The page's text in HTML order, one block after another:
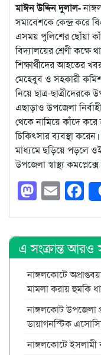
মাঈন উদ্দিন দুলাল-
সমাবেশকে কেন্দ্র করে
এসময় পুলিশের ছোঁয়া
বিদ্যালয়ের শ্রেণী কক্ষে
শিক্ষার্থীদের আহতের
মেহেবুব ও সহকারী
নিয়ে ছাত্র-ছাত্রীদেরকে
এছাড়াও উপজেলা
থেকে নামিয়ে কাঁদে
চিকিৎসার ব্যবস্থা
মাধ্যমে ছড়িয়ে পড়লে ওই
উপজেলা স্বাস্থ্য
এ সংক্রান্ত আরও
নাঙ্গলকোটে
মামলা করায় হুমকি
নাঙ্গলকোট উপজেলা
ডায়াগনস্টিক
নাঙ্গলকোটে ইসলামী